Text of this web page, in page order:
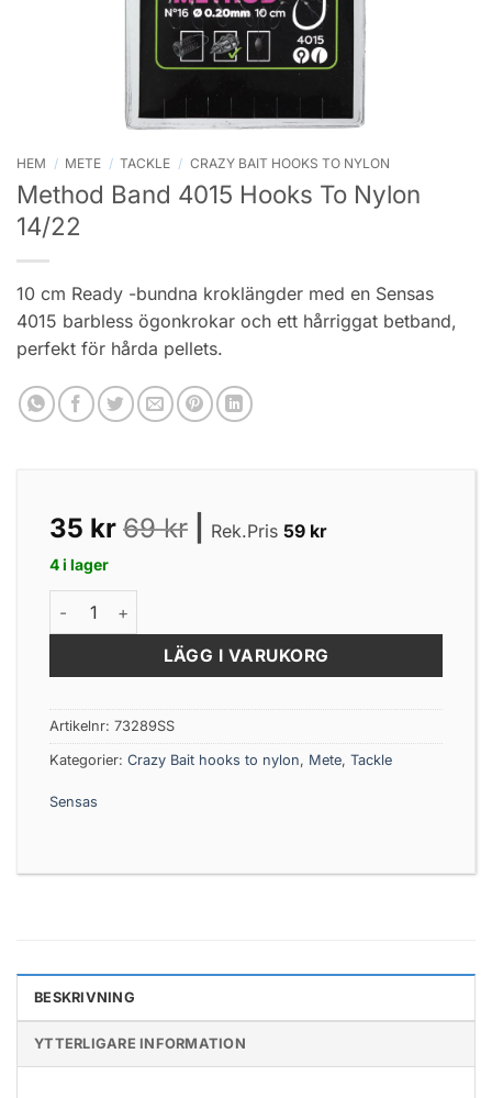
HEM / METE / TACKLE / CRAZY BAIT HOOKS TO NYLON
Method Band 4015 Hooks To Nylon
14/22
10 cm Ready -bundna kroklängder med en Sensas
4015 barbless ögonkrokar och ett hårriggat betband,
perfekt för hårda pellets.
35 kr 69kr Rek.Pris 59 kr
4 i lager
Method Band 4015 Hooks To Nylon 14/22 mängd
LÄGG I VARUKORG
Artikelnr: 73289SS
Kategorier: Crazy Bait hooks to nylon, Mete, Tackle
Sensas
BESKRIVNING
YTTERLIGARE INFORMATION